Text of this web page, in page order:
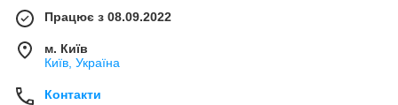
Працює з 08.09.2022
м. Київ
Київ, Україна
Контакти